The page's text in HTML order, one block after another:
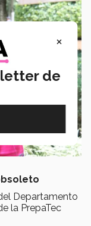
Departamento
la PrepaTec
×
de